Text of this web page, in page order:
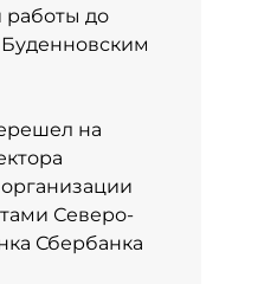
работы до
на
Северо-
Сбербанка